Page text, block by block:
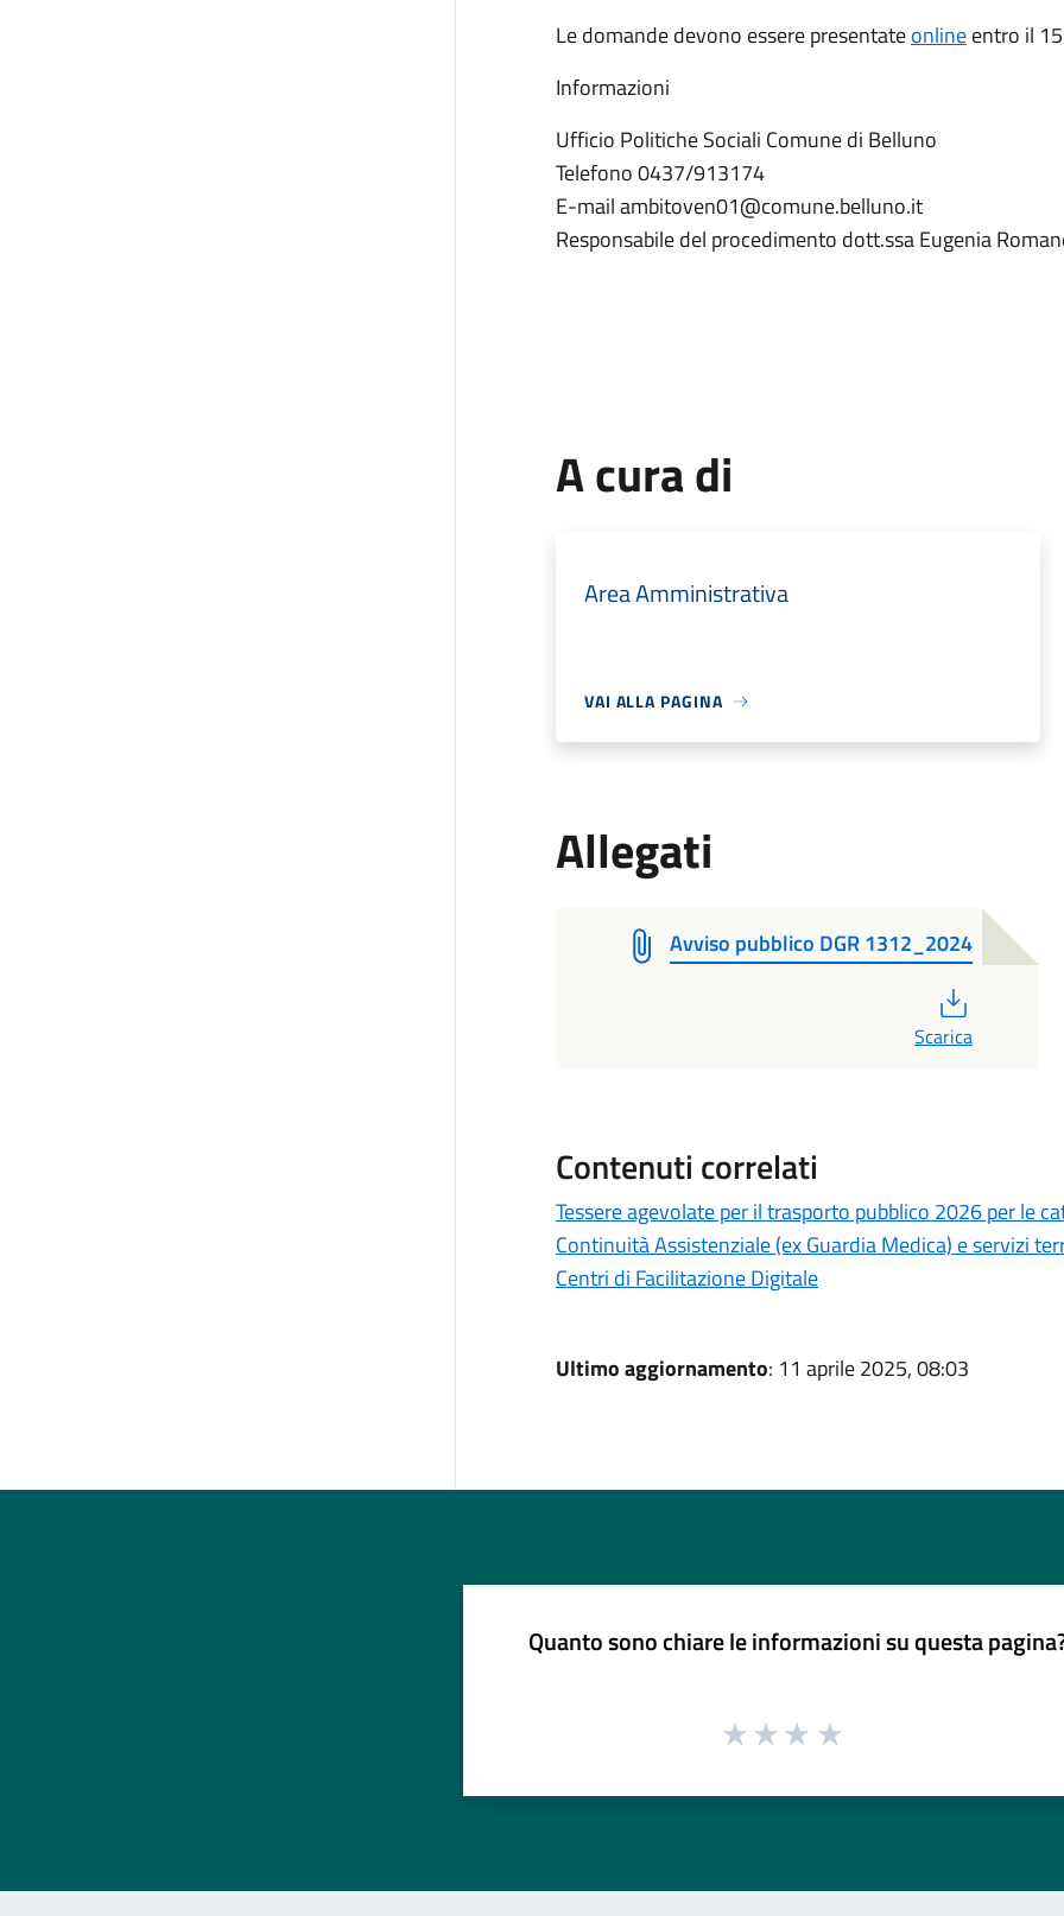
Le domande devono essere presentateonlineentro il
Informazioni
Ufficio Politiche Sociali Comune di Belluno
Telefono 0437/913174
E-mail ambitoven01@comune.belluno.it
Responsabile del procedimento dott.ssa Eugenia
A cura di
Area Amministrativa
VAI ALLA PAGINA
Allegati
Avviso pubblico DGR 1312_2024
Scarica
Contenuti correlati
Tessere agevolate per il trasporto pubblico 2026 per le
Continuità Assistenziale (ex Guardia Medica) e servizi
Centri di Facilitazione Digitale
Ultimo aggiornamento: 11 aprile 2025, 08:03
Quanto sono chiare le informazioni su questa